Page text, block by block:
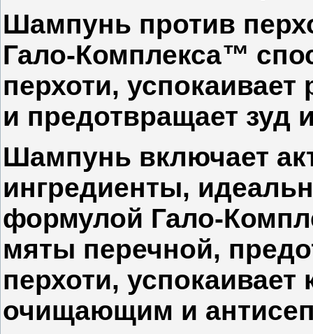
Шампунь против
Гало-Комплекса™
перхоти,
и предотвращает зуд
Шампунь включает
ингредиенты,
формулой Гало-
мяты перечной,
перхоти,
очищающим и